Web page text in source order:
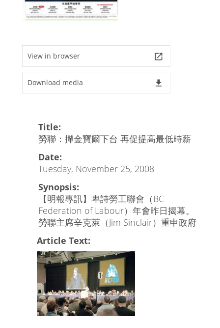
View in browser launch
Download media file_download
Title:
勞聯：攆金寶爾下台 再促提高最低時薪
Date:
Tuesday, November 25, 2008
Synopsis:
【明報專訊】卑詩勞工聯會（BC
Federation of Labour）年會昨日揭幕。
勞聯主席辛克萊（Jim Sinclair）重申政府
Article Text: